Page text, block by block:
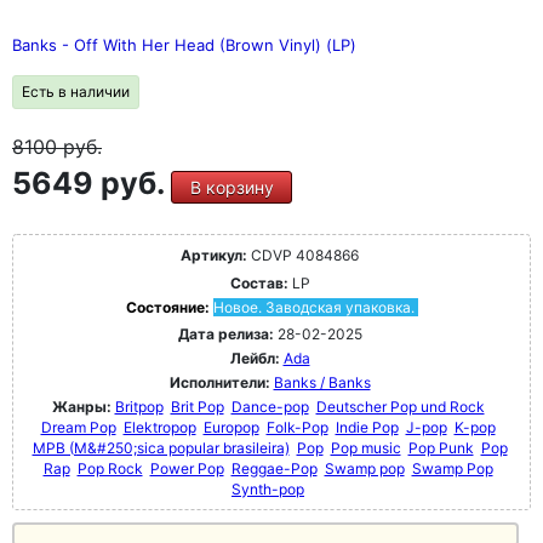
Banks - Off With Her Head (Brown Vinyl) (LP)
Есть в наличии
8100руб.
5649 руб. В корзину
Артикул: CDVP 4084866
Состав: LP
Состояние: Новое. Заводская упаковка.
Дата релиза: 28-02-2025
Лейбл: Ada
Исполнители: Banks / Banks
Жанры: Britpop Brit Pop Dance-pop Deutscher Pop und Rock
Dream Pop Elektropop Europop Folk-Pop Indie Pop J-pop K-pop
MPB (M&#250;sica popular brasileira) Pop Pop music Pop Punk Pop
Rap Pop Rock Power Pop Reggae-Pop Swamp pop Swamp Pop
Synth-pop